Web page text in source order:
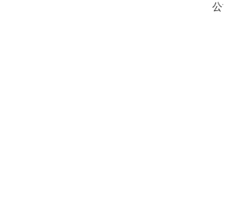
公司